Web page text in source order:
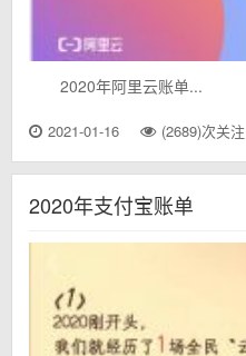
2020年阿里云账单...
2021-01-16 (2689)次关注
2020年支付宝账单